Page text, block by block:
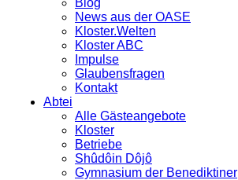
News aus der OASE
Kloster.Welten
Kloster ABC
Impulse
Glaubensfragen
Kontakt
Abtei
Alle Gästeangebote
Kloster
Betriebe
Shûdôin Dôjô
Gymnasium der Benediktiner